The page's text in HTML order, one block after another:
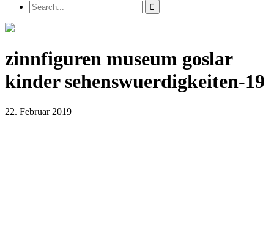
zinnfiguren museum goslar
kinder sehenswuerdigkeiten-19
22. Februar 2019